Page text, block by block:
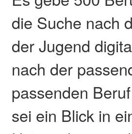
die Suche nach
der Jugend
nach der
passenden
sei ein Blick in